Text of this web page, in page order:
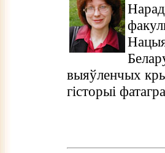
выяўленчых
гісторыі